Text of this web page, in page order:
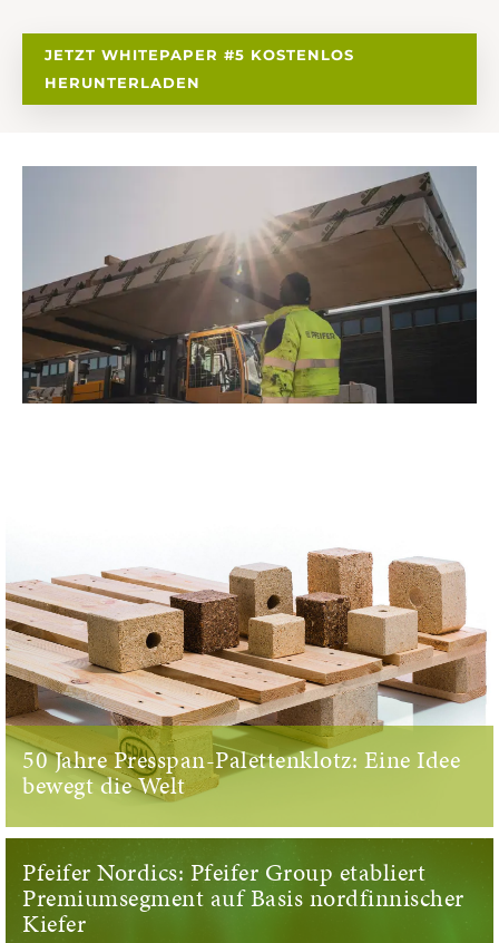
JETZT WHITEPAPER #5 KOSTENLOS
HERUNTERLADEN
50 Jahre Presspan-Palettenklotz: Eine Idee
bewegt die Welt
Pfeifer Nordics: Pfeifer Group etabliert
Premiumsegment auf Basis nordfinnischer
Kiefer